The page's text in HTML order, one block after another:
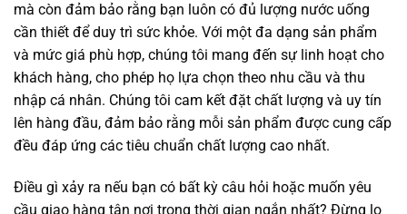
mà còn đảm bảo rằng bạn luôn có đủ lượng nước uống
cần thiết để duy trì sức khỏe. Với một đa dạng sản phẩm
và mức giá phù hợp, chúng tôi mang đến sự linh hoạt cho
khách hàng, cho phép họ lựa chọn theo nhu cầu và thu
nhập cá nhân. Chúng tôi cam kết đặt chất lượng và uy tín
lên hàng đầu, đảm bảo rằng mỗi sản phẩm được cung cấp
đều đáp ứng các tiêu chuẩn chất lượng cao nhất.
Điều gì xảy ra nếu bạn có bất kỳ câu hỏi hoặc muốn yêu
cầu giao hàng tận nơi trong thời gian ngắn nhất? Đừng lo